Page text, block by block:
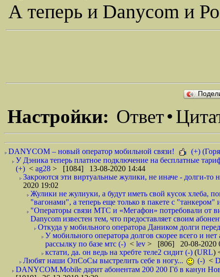
А теперь и Danycom и
Настройки: Ответ•
DANYCOM – новый оператор мобильной связи!
(+)
У Дэника теперь платное подключение на бесплатные
(+) < ag28 > [1084] 13-08-2020 14:44
Закроются эти виртуальные жулики, не иначе - долги-то
2020 19:02
Жулики не жулиуки, а будут иметь свой кусок хлеба,
"вагонами", а теперь еще только в пакете с
"Операторы связи МТС и «Мегафон» потребовали от
Danycom известен тем, что предоставляет своим
Откуда у мобильного оператора Даником долги
У мобильного оператора долгов скорее всего и
рассылку по базе мтс (-) < lev > [806] 20-08-2020
кстати, да. он ведь на хребте теле2 сидит (-) (URL)
Любят наши ОпСоСы выстрелить себе в ногу...
(-) <
DANYCOM.Mobile дарит абонентам 200 200 Гб в канун